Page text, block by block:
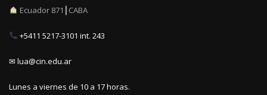
Ecuador 871┃CABA
+5411 5217-3101 int. 243
✉ lua@cin.edu.ar
Lunes a viernes de 10 a 17 horas.